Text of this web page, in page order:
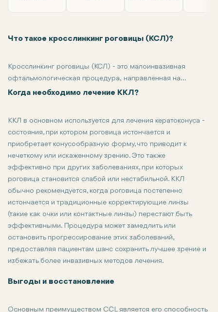
Что такое кросслинкинг роговицы (КСЛ)?
Кросслинкинг роговицы (КСЛ) - это малоинвазивная
офтальмологическая процедура, направленная на
укрепление роговицы, прозрачной куполообразной
кератоконус. В ходе процедуры используется
ультрафиолетовое излучение и раствор рибофлавина
(витамина В2), которые стимулируют образование новых
связей между коллагеновыми волокнами в роговице, делая
ее более жесткой и устойчивой к деформациям. Это
помогает стабилизировать роговицу, улучшая зрение и
уменьшая необходимость в пересадке роговицы в тяжелых
Когда необходимо лечение ККЛ?
ККЛ в основном используется для лечения кератоконуса -
состояния, при котором роговица истончается и
приобретает конусообразную форму, что приводит к
нечеткому или искаженному зрению. Это также
эффективно при других заболеваниях, при которых
роговица становится слабой или нестабильной. ККЛ
обычно рекомендуется, когда роговица постепенно
истончается и традиционные корректирующие линзы
(такие как очки или контактные линзы) перестают быть
эффективными. Процедура может замедлить или
остановить прогрессирование этих заболеваний,
предоставляя пациентам шанс сохранить лучшее зрение и
избежать более инвазивных методов лечения.
Выгоды и восстановление
Основным преимуществом CCL является его способность